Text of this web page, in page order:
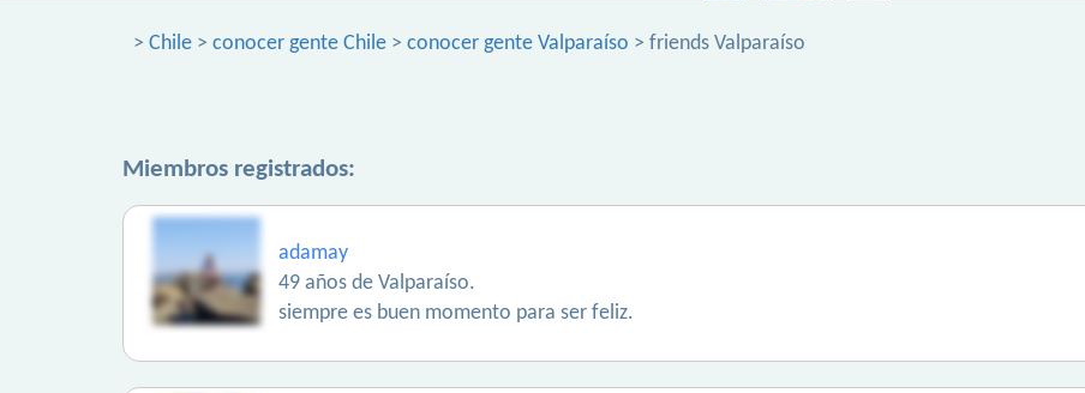
> Chile > conocer gente Chile > conocer gente Valparaíso > friends Valparaíso
Miembros registrados:
adamay
49 años de Valparaíso.
siempre es buen momento para ser feliz.